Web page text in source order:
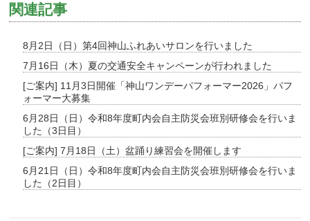
関連記事
8月2日（日）第4回神山ふれあいサロンを行いました
7月16日（木）夏の交通安全キャンペーンが行われました
[ご案内] 11月3日開催「神山ワンデーパフォーマー2026」パフ
ォーマー大募集
6月28日（日）令和8年度町内会自主防災会班別研修会を行いま
した（3日目）
[ご案内] 7月18日（土）盆踊り練習会を開催します
6月21日（日）令和8年度町内会自主防災会班別研修会を行いま
した（2日目）